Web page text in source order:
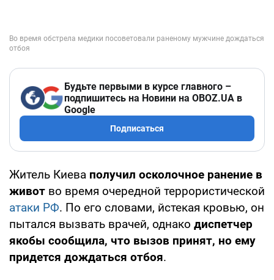
Будьте первыми в курсе главного –
подпишитесь на Новини на OBOZ.UA в
Google
Подписаться
Житель Киева получил осколочное ранение в
живот во время очередной террористической
атаки РФ. По его словами, йстекая кровью, он
пытался вызвать врачей, однако диспетчер
якобы сообщила, что вызов принят, но ему
придется дождаться отбоя.